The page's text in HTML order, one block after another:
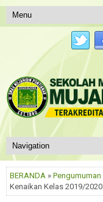
BERANDA » Pengumuman
Kenaikan Kelas 2019/2020